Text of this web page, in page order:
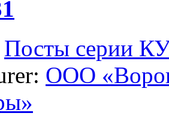
Посты серии
ООО